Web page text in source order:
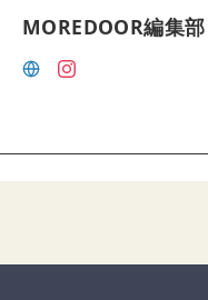
MOREDOOR編集部